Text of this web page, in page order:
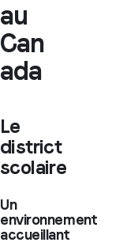
au
Can
ada
Le
district
scolaire
Un
environnement
accueillant